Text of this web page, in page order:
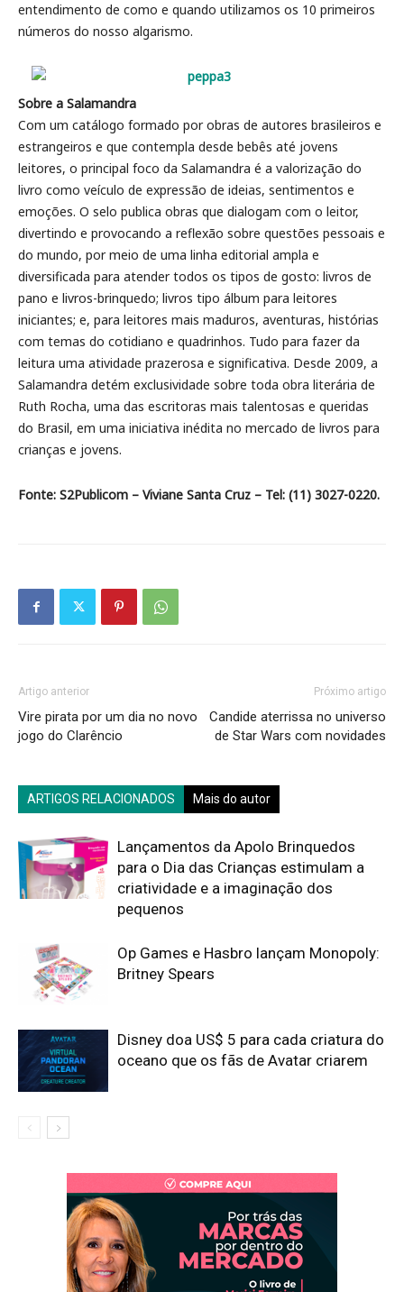
entendimento de como e quando utilizamos os 10 primeiros
números do nosso algarismo.
Sobre a Salamandra
Com um catálogo formado por obras de autores brasileiros e
estrangeiros e que contempla desde bebês até jovens
leitores, o principal foco da Salamandra é a valorização do
livro como veículo de expressão de ideias, sentimentos e
emoções. O selo publica obras que dialogam com o leitor,
divertindo e provocando a reflexão sobre questões pessoais e
do mundo, por meio de uma linha editorial ampla e
diversificada para atender todos os tipos de gosto: livros de
pano e livros-brinquedo; livros tipo álbum para leitores
iniciantes; e, para leitores mais maduros, aventuras, histórias
com temas do cotidiano e quadrinhos. Tudo para fazer da
leitura uma atividade prazerosa e significativa. Desde 2009, a
Salamandra detém exclusividade sobre toda obra literária de
Ruth Rocha, uma das escritoras mais talentosas e queridas
do Brasil, em uma iniciativa inédita no mercado de livros para
crianças e jovens.
Fonte: S2Publicom – Viviane Santa Cruz – Tel: (11) 3027-0220.
Artigo anterior
Vire pirata por um dia no novo
jogo do Clarêncio
Próximo artigo
Candide aterrissa no universo
de Star Wars com novidades
ARTIGOS RELACIONADOS Mais do autor
Lançamentos da Apolo Brinquedos
para o Dia das Crianças estimulam a
criatividade e a imaginação dos
pequenos
Op Games e Hasbro lançam Monopoly:
Britney Spears
Disney doa US$ 5 para cada criatura do
oceano que os fãs de Avatar criarem